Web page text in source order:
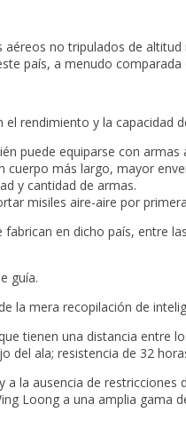
no tripulados de
país, a menudo
rendimiento y la capacidad
puede equiparse con
más largo, mayor
y cantidad de armas.
misiles aire-aire por
en dicho país, entre
guía.
la mera recopilación de
tienen una distancia entre
ala; resistencia de 32
la ausencia de
Loong a una amplia gama